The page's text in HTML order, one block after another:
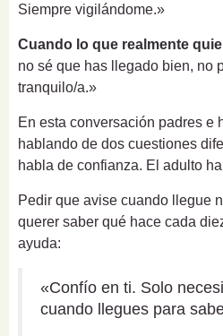
Siempre vigilándome.»
Cuando lo que realmente
no sé que has llegado bien, no
tranquilo/a.»
En esta conversación padres e
hablando de dos cuestiones
habla de confianza. El adulto
Pedir que avise cuando llegue
querer saber qué hace cada
ayuda:
«Confío en ti. Solo
cuando llegues para